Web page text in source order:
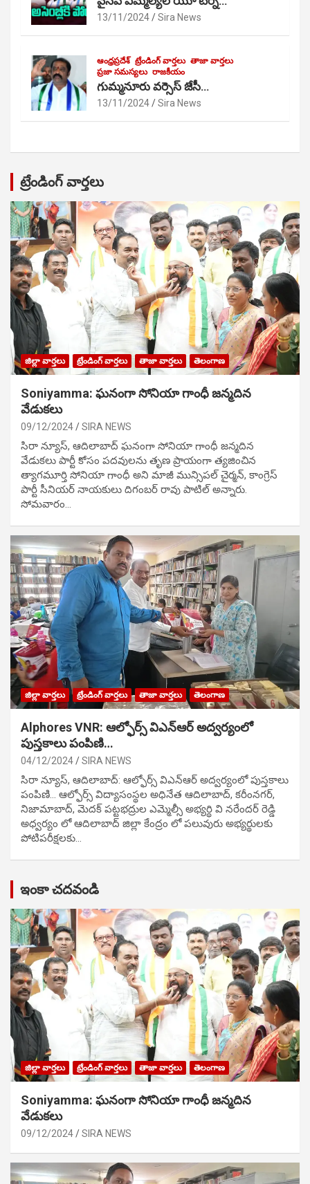
13/11/2024 Sira News
ఆంధ్రప్రదేశ్ ట్రేండింగ్ వార్తలు తాజా వార్తలు
ప్రజా సమస్యలు రాజకీయం
గుమ్మనూరు వర్సెస్ జేసీ…
13/11/2024 Sira News
ట్రేండింగ్ వార్తలు
జిల్లా వార్తలు ట్రేండింగ్ వార్తలు తాజా వార్తలు తెలంగాణ
Soniyamma: ఘ‌నంగా సోనియా గాంధీ జ‌న్మ‌దిన
వేడుక‌లు
09/12/2024 SIRA NEWS
సిరా న్యూస్, ఆదిలాబాద్ ఘ‌నంగా సోనియా గాంధీ జ‌న్మ‌దిన
వేడుక‌లు పార్టీ కోసం ప‌ద‌వుల‌ను తృణ ప్రాయంగా త్య‌జించిన
త్యాగమూర్తి సోనియా గాంధీ అని మాజీ మున్సిప‌ల్ చైర్మ‌న్, కాంగ్రెస్
పార్టీ సీనియ‌ర్ నాయ‌కులు దిగంబ‌ర్ రావు పాటిల్ అన్నారు.
సోమవారం…
జిల్లా వార్తలు ట్రేండింగ్ వార్తలు తాజా వార్తలు తెలంగాణ
Alphores VNR: ఆల్ఫోర్స్ విఎన్ఆర్ అద్వర్యంలో
పుస్తకాలు పంపిణి…
04/12/2024 SIRA NEWS
సిరా న్యూస్, ఆదిలాబాద్: ఆల్ఫోర్స్ విఎన్ఆర్ అద్వర్యంలో పుస్తకాలు
పంపిణి… ఆల్ఫోర్స్ విద్యాసంస్థల అధినేత ఆదిలాబాద్, కరీంనగర్,
నిజామాబాద్, మెదక్ పట్టభద్రుల ఎమ్మెల్సీ అభ్యర్థి వి నరేందర్ రెడ్డి
అధ్వర్యం లో ఆదిలాబాద్ జిల్లా కేంద్రం లో పలువురు అభ్యర్థులకు
పోటిప‌రీక్ష‌ల‌కు…
ఇంకా చదవండి
జిల్లా వార్తలు ట్రేండింగ్ వార్తలు తాజా వార్తలు తెలంగాణ
Soniyamma: ఘ‌నంగా సోనియా గాంధీ జ‌న్మ‌దిన
వేడుక‌లు
09/12/2024 SIRA NEWS